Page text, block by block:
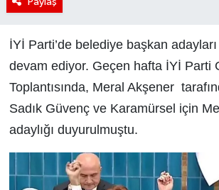
İYİ Parti’de belediye başkan
devam ediyor. Geçen hafta İYİ Parti
Toplantısında, Meral Akşener
Sadık Güvenç ve Karamürsel için
adaylığı duyurulmuştu.